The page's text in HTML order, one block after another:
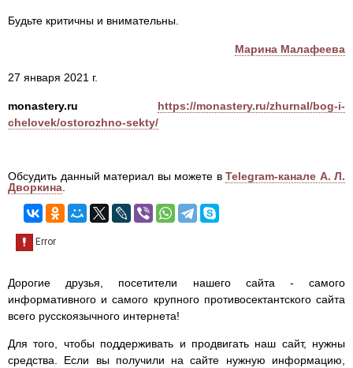
Будьте критичны и внимательны.
Марина Малафеева
27 января 2021 г.
monastery.ru
https://monastery.ru/zhurnal/bog-i-
chelovek/ostorozhno-sekty/
Обсудить данный материал вы можете в Telegram-канале А. Л.
Дворкина.
Дорогие друзья, посетители нашего сайта - самого
информативного и самого крупного противосектантского сайта
всего русскоязычного интернета!
Для того, чтобы поддерживать и продвигать наш сайт, нужны
средства. Если вы получили на сайте нужную информацию,